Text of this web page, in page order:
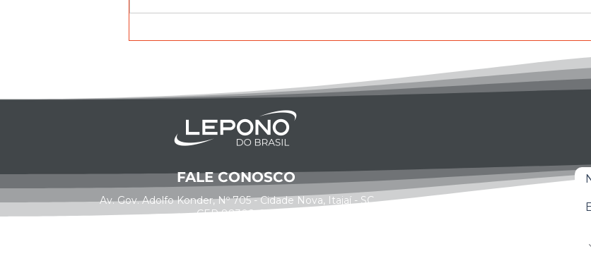
bombeamento para a
Intersolar Brasil 2025
FALE CONOSCO
Av. Gov. Adolfo Konder, Nº 705 - Cidade Nova, Itajaí - SC
CEP 88308-001